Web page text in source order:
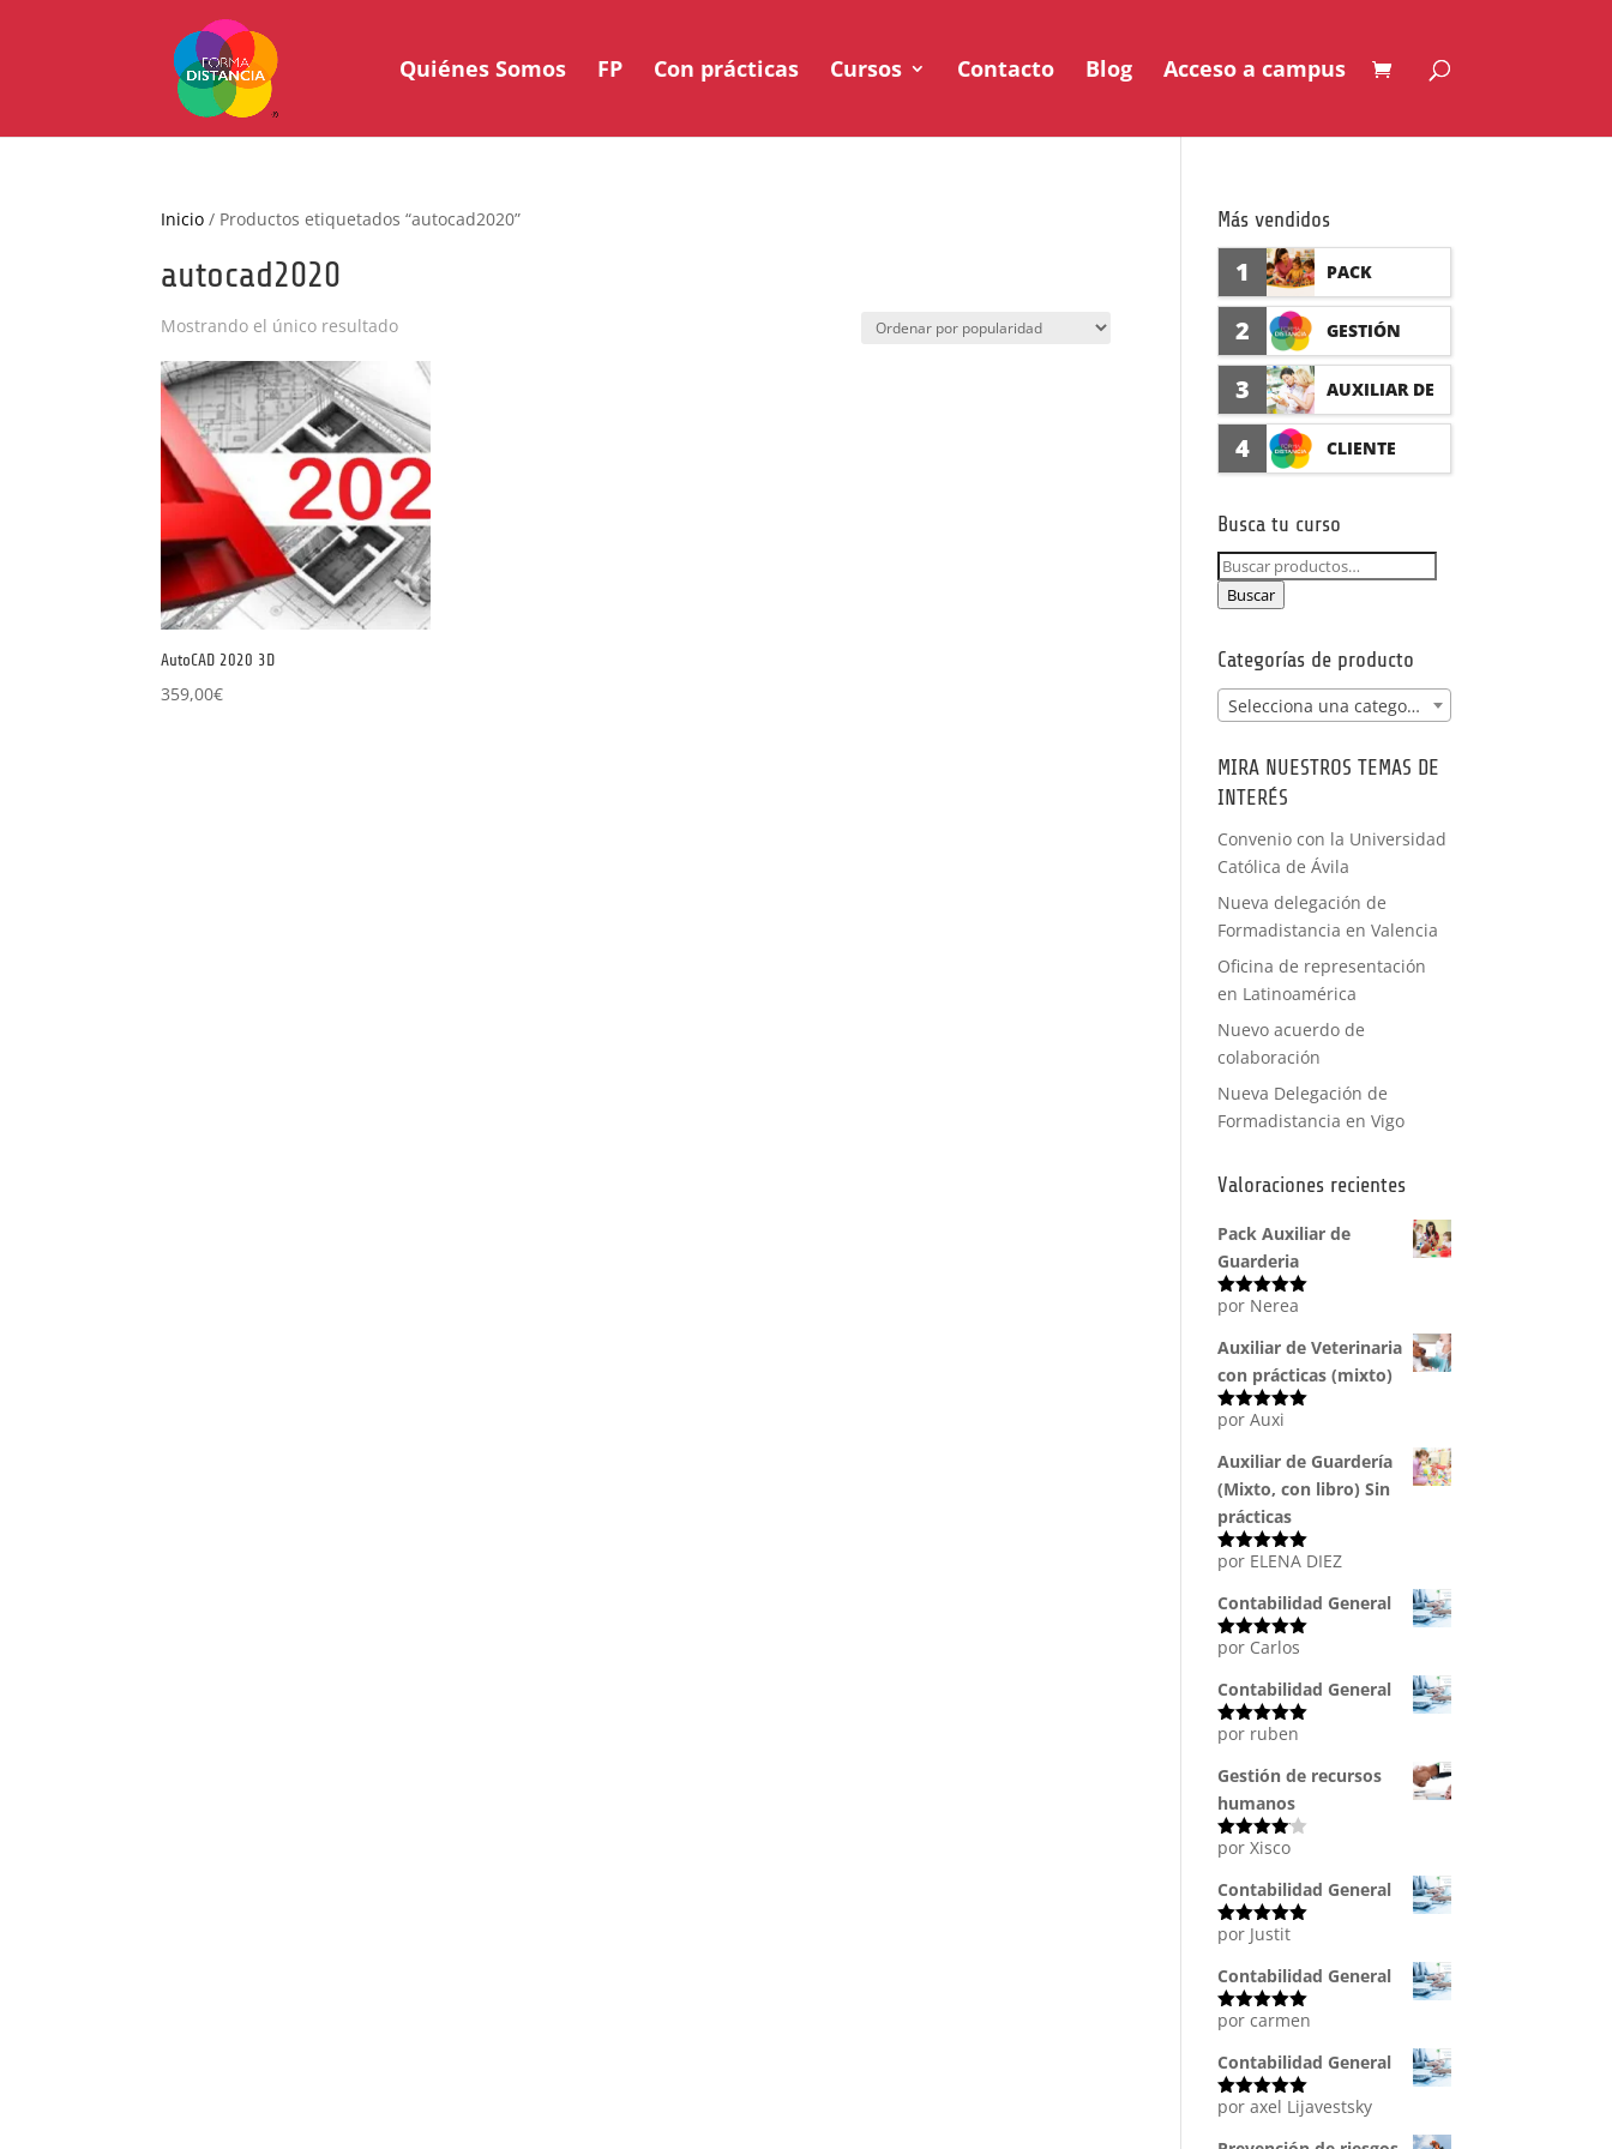
Quiénes Somos FP Con prácticas Cursos Contacto Blog Acceso a campus
Inicio / Productos etiquetados “autocad2020”
autocad2020
Mostrando el único resultado
AutoCAD 2020 3D
359,00€
Más vendidos
1 PACK
AUXILIAR DE
GUARDERÍA
CON
2 GESTIÓN
SEGURO DE
ACCIDENTES
(PRÁCTICAS
FORMATIVAS)
3 AUXILIAR DE
FARMACIA Y
IA CON
PRÁCTICAS
4 CLIENTE
Busca tu curso
Buscar
por:
Buscar
Categorías de producto
Selecciona una categoría
MIRA NUESTROS TEMAS DE
INTERÉS
Convenio con la Universidad
Católica de Ávila
Nueva delegación de
Formadistancia en Valencia
Oficina de representación
en Latinoamérica
Nuevo acuerdo de
colaboración
Nueva Delegación de
Formadistancia en Vigo
Valoraciones recientes
Pack Auxiliar de
Guarderia
Valorado
por Nerea
Auxiliar de Veterinaria
con prácticas (mixto)
Valorado
por Auxi
Auxiliar de Guardería
(Mixto, con libro) Sin
prácticas
Valorado
por ELENA DIEZ
Contabilidad General
Valorado
por Carlos
Contabilidad General
Valorado
por ruben
Gestión de recursos
humanos
Valorado
5
por Xisco
Contabilidad General
Valorado
por Justit
Contabilidad General
Valorado
por carmen
Contabilidad General
Valorado
por axel Lijavestsky